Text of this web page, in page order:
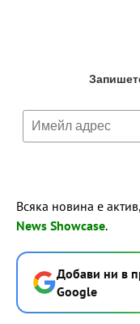
Всяка новина е
News Showcase.
Добави ни в
Google